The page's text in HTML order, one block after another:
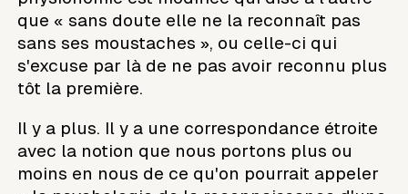
que « sans doute elle ne la reconnaît pas
sans ses moustaches », ou celle-ci qui
s'excuse par là de ne pas avoir reconnu plus
tôt la première.
Il y a plus. Il y a une correspondance étroite
avec la notion que nous portons plus ou
moins en nous de ce qu'on pourrait appeler